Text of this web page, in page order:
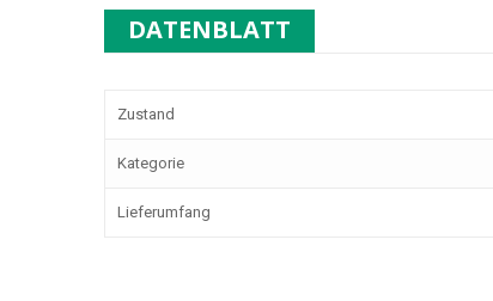
DATENBLATT
Zustand
Kategorie
Lieferumfang